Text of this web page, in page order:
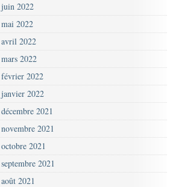
juin 2022
mai 2022
avril 2022
mars 2022
février 2022
janvier 2022
décembre 2021
novembre 2021
octobre 2021
septembre 2021
août 2021